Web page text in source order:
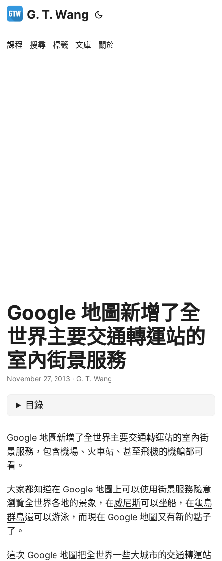
G. T. Wang
課程 搜尋 標籤 文庫 關於
Google 地圖新增了全
世界主要交通轉運站的
室內街景服務
November 27, 2013 · G. T. Wang
目錄
Google 地圖新增了全世界主要交通轉運站的室內街
景服務，包含機場、火車站、甚至飛機的機艙都可
看。
大家都知道在 Google 地圖上可以使用街景服務隨意
瀏覽全世界各地的景象，在威尼斯可以坐船，在龜島
群島還可以游泳，而現在 Google 地圖又有新的點子
了。
這次 Google 地圖把全世界一些大城市的交通轉運站